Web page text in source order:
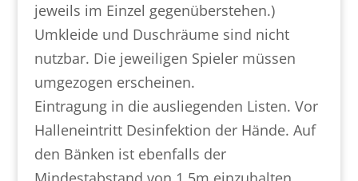
jeweils im Einzel gegenüberstehen.)
Umkleide und Duschräume sind nicht
nutzbar. Die jeweiligen Spieler müssen
umgezogen erscheinen.
Eintragung in die ausliegenden Listen. Vor
Halleneintritt Desinfektion der Hände. Auf
den Bänken ist ebenfalls der